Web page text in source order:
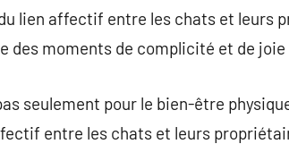
lien affectif entre les chats et leurs
moments de complicité et de
seulement pour le bien-être
entre les chats et leurs